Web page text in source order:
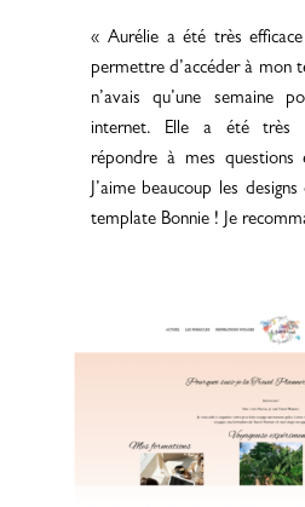
« Aurélie a été très
permettre d’accéder à mon
n’avais qu’une semaine
internet. Elle a été très
répondre à mes questions
J’aime beaucoup les
template Bonnie ! Je